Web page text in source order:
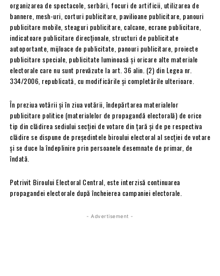
organizarea de spectacole, serbări, focuri de artificii, utilizarea de
bannere, mesh-uri, corturi publicitare, pavilioane publicitare, panouri
publicitare mobile, steaguri publicitare, calcane, ecrane publicitare,
indicatoare publicitare direcționale, structuri de publicitate
autoportante, mijloace de publicitate, panouri publicitare, proiecte
publicitare speciale, publicitate luminoasă și oricare alte materiale
electorale care nu sunt prevăzute la art. 36 alin. (2) din Legea nr.
334/2006, republicată, cu modificările și completările ulterioare.
În preziua votării și în ziua votării, îndepărtarea materialelor
publicitare politice (materialelor de propagandă electorală) de orice
tip din clădirea sediului secției de votare din țară și de pe respectiva
clădire se dispune de președintele biroului electoral al secției de votare
și se duce la îndeplinire prin persoanele desemnate de primar, de
îndată.
Potrivit Biroului Electoral Central, este interzisă continuarea
propagandei electorale după încheierea campaniei electorale.
- Advertisement -